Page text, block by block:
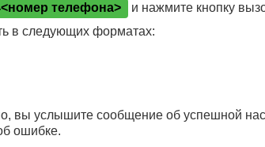
телефона>
и нажмите кнопку
в следующих форматах:
вы услышите сообщение об успешной
ошибке.